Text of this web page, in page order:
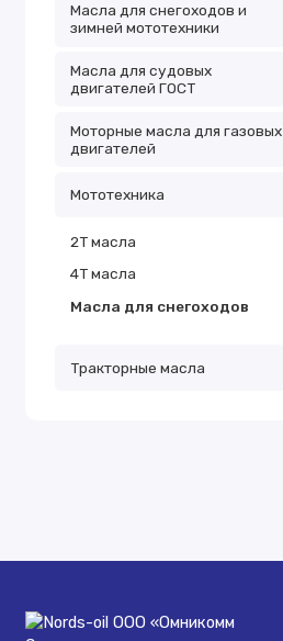
Масла для снегоходов и
зимней мототехники
Масла для судовых
двигателей ГОСТ
Моторные масла для газовых
двигателей
Мототехника
2Т масла
4Т масла
Масла для снегоходов
Тракторные масла